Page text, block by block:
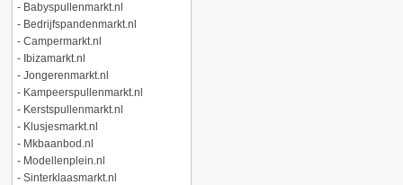
- Babyspullenmarkt.nl
- Bedrijfspandenmarkt.nl
- Campermarkt.nl
- Ibizamarkt.nl
- Jongerenmarkt.nl
- Kampeerspullenmarkt.nl
- Kerstspullenmarkt.nl
- Klusjesmarkt.nl
- Mkbaanbod.nl
- Modellenplein.nl
- Sinterklaasmarkt.nl